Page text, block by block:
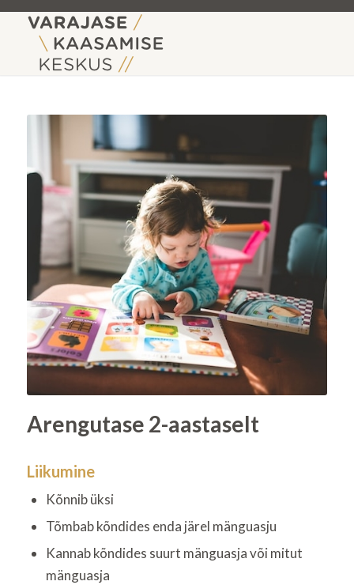
Arengutase 2-aastaselt
Liikumine
Kõnnib üksi
Tõmbab kõndides enda järel mänguasju
Kannab kõndides suurt mänguasja või mitut
mänguasja